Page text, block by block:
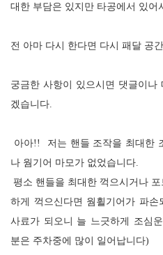
대한 부담은 있지만 타공에서 있어
전 아마 다시 한다면 다시 패달 공
궁금한 사항이 있으시면 댓글이나
겠습니다
아아!!
저는 핸들 조작을 최대한
나 웜기어 마모가 없었습니다.
평소 핸들을 최대한 꺽으시거나
하게 꺽으신다면 웜휠기어가 파
사료가 되오니 늘 느긋하게 조심
분은 주차중에 많이 일어납니다)